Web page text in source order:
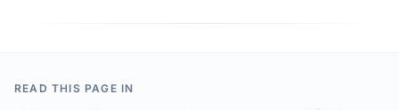
READ THIS PAGE IN